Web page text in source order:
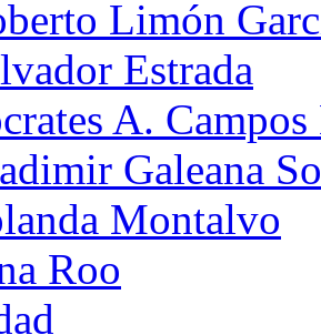
Limón
Estrada
A.
Galeana
Montalvo
Roo